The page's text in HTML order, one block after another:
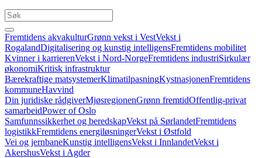
Fremtidens akvakulturGrønn vekst i VestVekst i
RogalandDigitalisering og kunstig intelligensFremtidens mobilitet
Kvinner i karrierenVekst i Nord-NorgeFremtidens industriSirkulær
økonomiKritisk infrastruktur
Bærekraftige matsystemerKlimatilpasningKystnasjonenFremtidens
kommuneHavvind
Din juridiske rådgiverMjøsregionenGrønn fremtidOffentlig-privat
samarbeidPower of Oslo
Samfunnssikkerhet og beredskapVekst på SørlandetFremtidens
logistikkFremtidens energiløsningerVekst i Østfold
Vei og jernbaneKunstig intelligensVekst i InnlandetVekst i
AkershusVekst i Agder